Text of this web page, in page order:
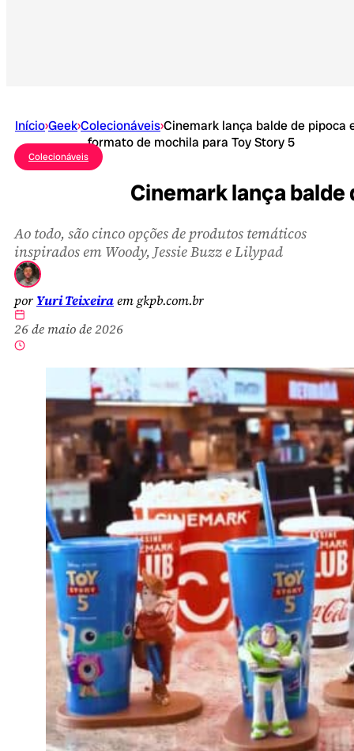
Início›Geek›Colecionáveis›Cinemark lança balde de pipoca
formato de mochila para Toy Story 5
Colecionáveis
Cinemark lança
Ao todo, são cinco opções de produtos temáticos
inspirados em Woody, Jessie Buzz e Lilypad
por Yuri Teixeiraem gkpb.com.br
26 de maio de 2026